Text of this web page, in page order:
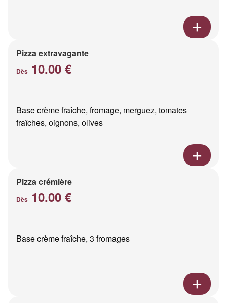
Pizza extravagante
Dès 10.00 €
Base crème fraîche, fromage, merguez, tomates
fraîches, oignons, olives
Pizza crémière
Dès 10.00 €
Base crème fraîche, 3 fromages